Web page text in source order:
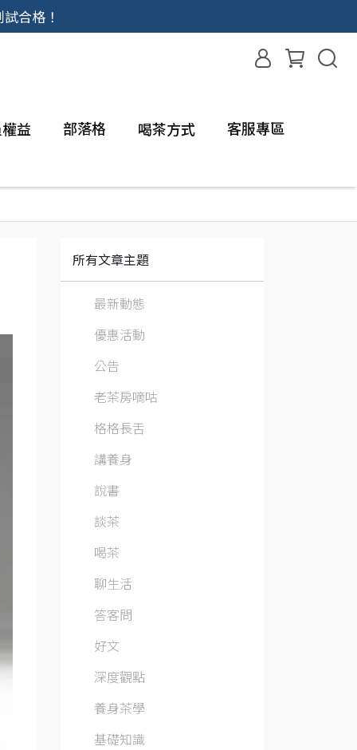
合格！
益 部落格 喝茶方式 客服專區
所有文章主題
最新動態
優惠活動
公告
老茶房嘀咕
格格長舌
講養身
說書
談茶
喝茶
聊生活
答客問
好文
深度觀點
養身茶學
基礎知識